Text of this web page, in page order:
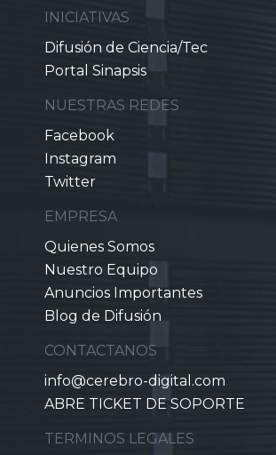
INICIATIVAS
Difusión de Ciencia/Tec
Portal Sinapsis
NUESTRAS REDES
Facebook
Instagram
Twitter
EMPRESA
Quienes Somos
Nuestro Equipo
Anuncios Importantes
Blog de Difusión
CONTACTANOS
info@cerebro-digital.com
ABRE TICKET DE SOPORTE
TERMINOS LEGALES